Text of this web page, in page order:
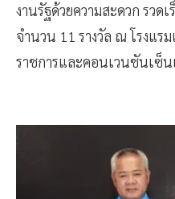
งานรัฐด้วยความสะดวก รวด
จำนวน 11 รางวัล ณ โรงแร
ราชการและคอนเวนชันเซ็